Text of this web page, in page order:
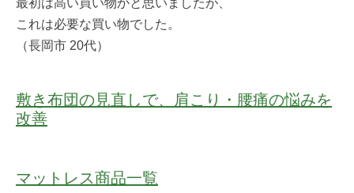
最初は高い買い物かと思いましたが、
これは必要な買い物でした。
（長岡市 20代）
敷き布団の見直しで、肩こり・腰痛の悩みを
改善
マットレス商品一覧